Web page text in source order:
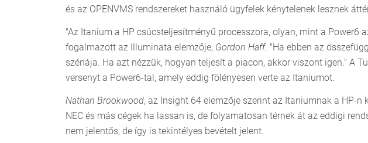
és az OPENVMS rendszereket használó ügyfelek kénytelenek lesznek
"Az Itanium a HP csúcsteljesítményű processzora, olyan, mint a Power6
fogalmazott az Illuminata elemzője, Gordon Haff. "Ha ebben az
szénája. Ha azt nézzük, hogyan teljesít a piacon, akkor viszont igen." A
versenyt a Power6-tal, amely eddig fölényesen verte az Itaniumot.
Nathan Brookwood, az Insight 64 elemzője szerint az Itaniumnak a HP-
NEC és más cégek ha lassan is, de folyamatosan térnek át az eddigi
nem jelentős, de így is tekintélyes bevételt jelent.